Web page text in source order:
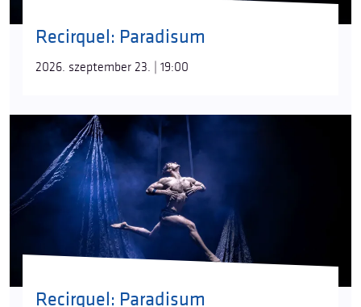
Recirquel: Paradisum
2026. szeptember 23. | 19:00
Recirquel: Paradisum